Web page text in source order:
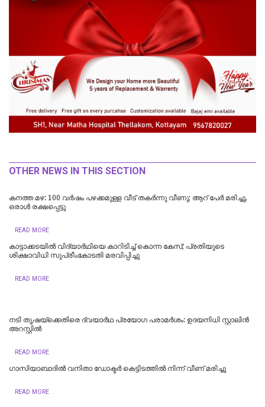
OTHER NEWS IN THIS SECTION
കനത്ത മഴ: 100 വർഷം പഴക്കമുള്ള വീട് തകർന്നു വീണു; ആറ് പേർ മരിച്ചു,
ഒരാൾ രക്ഷപ്പെട്ടു
READ MORE
കാട്ടാക്കടയില്‍ വിദ്യാര്‍ഥിയെ കാറിടിച്ച് കൊന്ന കേസ്; പ്രതിയുടെ
ശിക്ഷാവിധി സുപ്രീംകോടതി മരവിപ്പിച്ചു
READ MORE
നടി തൃഷയ്ക്കെതിരെ ദ്വയാർഥ പ്രയോ​ഗ പരാമർശം: ഉദയനിധി സ്റ്റാലിൻ
അറസ്റ്റിൽ
READ MORE
ഗാസിയാബാദിൽ വനിതാ ഡോക്ടർ കെട്ടിടത്തിൽ നിന്ന് വീണ് മരിച്ചു
READ MORE